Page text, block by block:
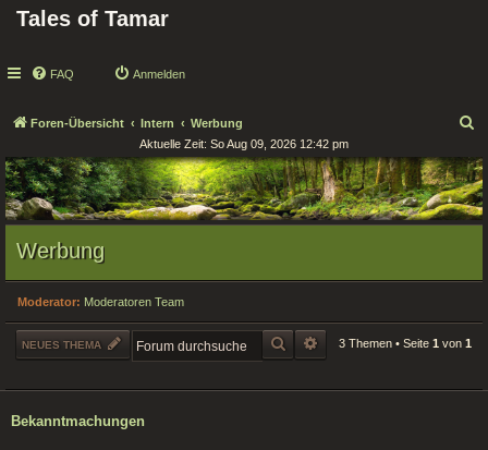
Tales of Tamar
FAQ Anmelden
Foren-Übersicht Intern Werbung
c
h
e
Aktuelle Zeit: So Aug 09, 2026 12:42 pm
Werbung
Moderator: Moderatoren Team
NEUES THEMA SUCHE ERWEITERTE SUCHE
3 Themen • Seite 1 von 1
Bekanntmachungen